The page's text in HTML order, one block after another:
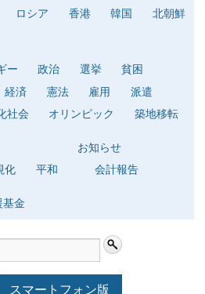
ロシア 香港 韓国 北朝鮮
ー 政治 選挙
貧困
経済 憲法 雇用
派遣
社会 オリンピック 築地移転
化 平和
お知らせ
会計報告
基金
スマートフォン版